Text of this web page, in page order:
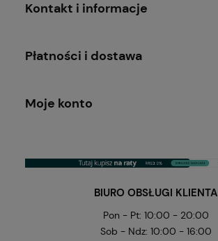
Kontakt i informacje
Płatności i dostawa
Moje konto
BIURO OBSŁUGI KLIENTA
Pon - Pt: 10:00 - 20:00
Sob - Ndz: 10:00 - 16:00